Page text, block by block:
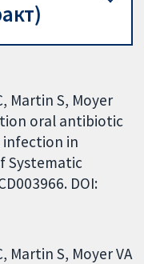
Martin S, Moyer
oral antibiotic
in
Systematic
DOI:
Martin S Moyer VA